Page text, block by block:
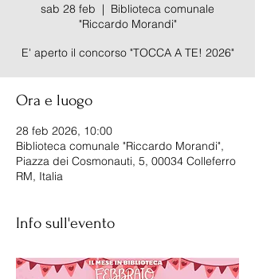
sab 28 feb
  |
Biblioteca comunale
"Riccardo Morandi"
E' aperto il concorso "TOCCA A TE! 2026"
Ora e luogo
28 feb 2026, 10:00
Biblioteca comunale "Riccardo Morandi",
Piazza dei Cosmonauti, 5, 00034 Colleferro
RM, Italia
Info sull'evento